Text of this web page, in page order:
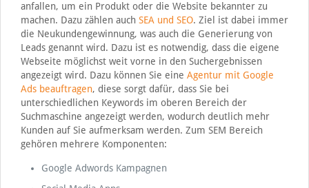
anfallen, um ein Produkt oder die Website bekannter zu
machen. Dazu zählen auch SEA und SEO. Ziel ist dabei immer
die Neukundengewinnung, was auch die Generierung von
Leads genannt wird. Dazu ist es notwendig, dass die eigene
Webseite möglichst weit vorne in den Suchergebnissen
angezeigt wird. Dazu können Sie eine Agentur mit Google
Ads beauftragen, diese sorgt dafür, dass Sie bei
unterschiedlichen Keywords im oberen Bereich der
Suchmaschine angezeigt werden, wodurch deutlich mehr
Kunden auf Sie aufmerksam werden. Zum SEM Bereich
gehören mehrere Komponenten:
Google Adwords Kampagnen